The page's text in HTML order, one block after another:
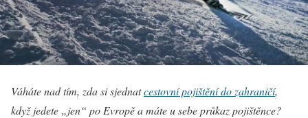
Váháte nad tím, zda si sjednatcestovní pojištění do zahraničí,
když jedete „jen“ po Evropě a máte u sebe průkaz pojištěnce?